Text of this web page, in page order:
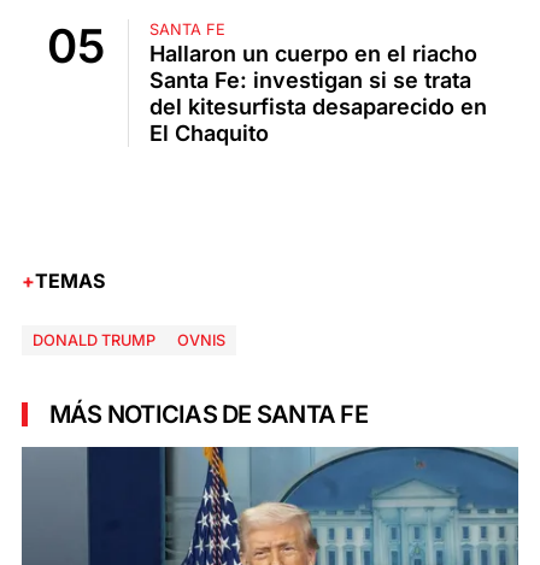
SANTA FE
Hallaron un cuerpo en el riacho
Santa Fe: investigan si se trata
del kitesurfista desaparecido en
El Chaquito
TEMAS
DONALD TRUMP OVNIS
MÁS NOTICIAS DE SANTA FE